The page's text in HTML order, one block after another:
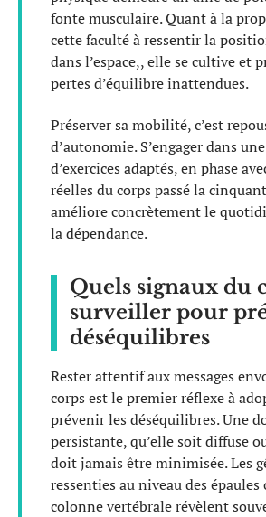
fonte musculaire. Quant à la
cette faculté à ressentir la
dans l’espace,, elle se cultive et
pertes d’équilibre inattendues.
Préserver sa mobilité, c’est
d’autonomie. S’engager dans
d’exercices adaptés, en phase
réelles du corps passé la
améliore concrètement le
la dépendance.
Quels signaux du
surveiller pour
déséquilibres
Rester attentif aux messages
corps est le premier réflexe à
prévenir les déséquilibres. Une
persistante, qu’elle soit diffuse
doit jamais être minimisée. Les
ressenties au niveau des épaules
colonne vertébrale révèlent